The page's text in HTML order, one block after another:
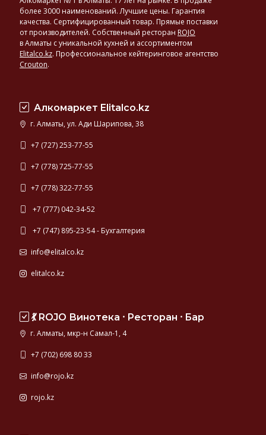
более 3000 наименований. Лучшие цены. Гарантия
качества. Сертифицированный товар. Прямые поставки
от производителей. Собственный ресторан ROJO
в Алматы с уникальной кухней и ассортиментом
Elitalco.kz. Профессиональное кейтеринговое агентство
Crouton.
Алкомаркет Elitalco.kz
г. Алматы, ул. Ади Шарипова, 38
+7 (727) 253-77-55
+7 (778) 725-77-55
+7 (778) 322-77-55
+7 (777) 042-34-52
+7 (747) 895-23-54 - Бухгалтерия
info@elitalco.kz
elitalco.kz
💃 ROJO Винотека ⸱ Ресторан ⸱ Бар
г. Алматы, мкр-н Самал-1, 4
+7 (702) 698 80 33
info@rojo.kz
rojo.kz